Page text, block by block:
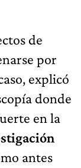
de
por
explicó
donde
en la
antes